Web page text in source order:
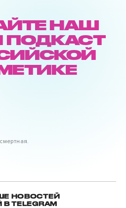
НАШ
ПОДКАСТ
НОВОСТЕЙ
TELEGRAM